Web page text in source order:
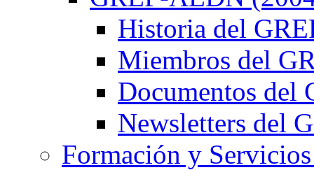
Historia del
Miembros del
Documentos del
Newsletters del
Formación y